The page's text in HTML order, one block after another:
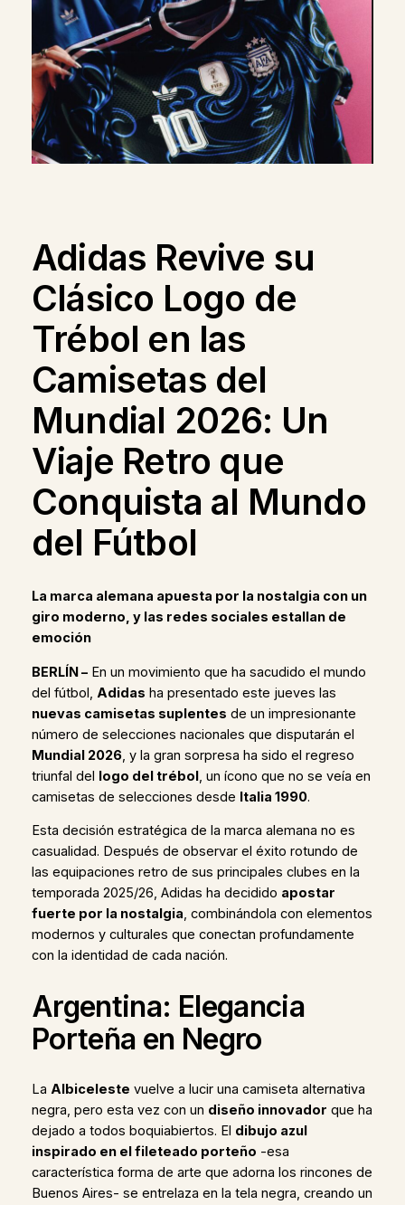
Adidas Revive su
Clásico Logo de
Trébol en las
Camisetas del
Mundial 2026: Un
Viaje Retro que
Conquista al Mundo
del Fútbol
La marca alemana apuesta por la nostalgia con un
giro moderno, y las redes sociales estallan de
emoción
BERLÍN –En un movimiento que ha sacudido el mundo
del fútbol, Adidas ha presentado este jueves las
nuevas camisetas suplentes de un impresionante
número de selecciones nacionales que disputarán el
Mundial 2026, y la gran sorpresa ha sido el regreso
triunfal del logo del trébol, un ícono que no se veía en
camisetas de selecciones desde Italia 1990.
Esta decisión estratégica de la marca alemana no es
casualidad. Después de observar el éxito rotundo de
las equipaciones retro de sus principales clubes en la
temporada 2025/26, Adidas ha decidido apostar
fuerte por la nostalgia, combinándola con elementos
modernos y culturales que conectan profundamente
con la identidad de cada nación.
Argentina: Elegancia
Porteña en Negro
La Albiceleste vuelve a lucir una camiseta alternativa
negra, pero esta vez con un diseño innovador que ha
dejado a todos boquiabiertos. El dibujo azul
inspirado en el fileteado porteño -esa
característica forma de arte que adorna los rincones de
Buenos Aires- se entrelaza en la tela negra, creando un